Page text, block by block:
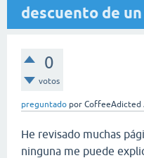
descuento de
0
votos
preguntado por CoffeeAdicted
He revisado muchas
ninguna me puede